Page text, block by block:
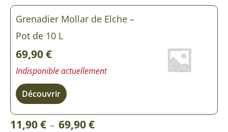
Grenadier Mollar de Elche –
Pot de 10 L
69,90€
Indisponible actuellement
Découvrir
11,90€ – 69,90€Plage